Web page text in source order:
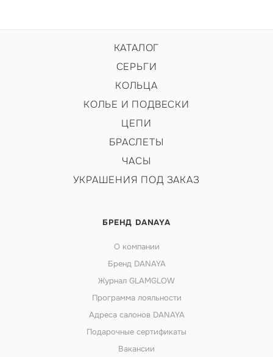
КАТАЛОГ
СЕРЬГИ
КОЛЬЦА
КОЛЬЕ И ПОДВЕСКИ
ЦЕПИ
БРАСЛЕТЫ
ЧАСЫ
УКРАШЕНИЯ ПОД ЗАКАЗ
БРЕНД DANAYA
О компании
Бренд DANAYA
Журнал GLAMGLOW
Программа лояльности
Адреса салонов DANAYA
Подарочные сертификаты
Вакансии